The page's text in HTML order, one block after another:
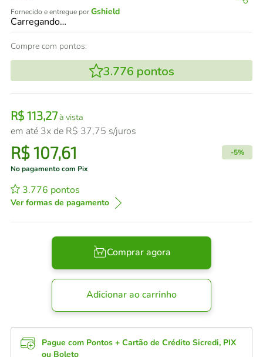
Fornecido e entregue porGshield
Carregando…
Compre com pontos:
3.776 pontos
R$ 113,27à vista
em até 3x de R$ 37,75 s/juros
R$107,61 -5%
No pagamento com Pix
3.776 pontos
Ver formas de pagamento
Comprar agora
Adicionar ao carrinho
Pague com Pontos + Cartão de Crédito Sicredi, PIX
ou Boleto